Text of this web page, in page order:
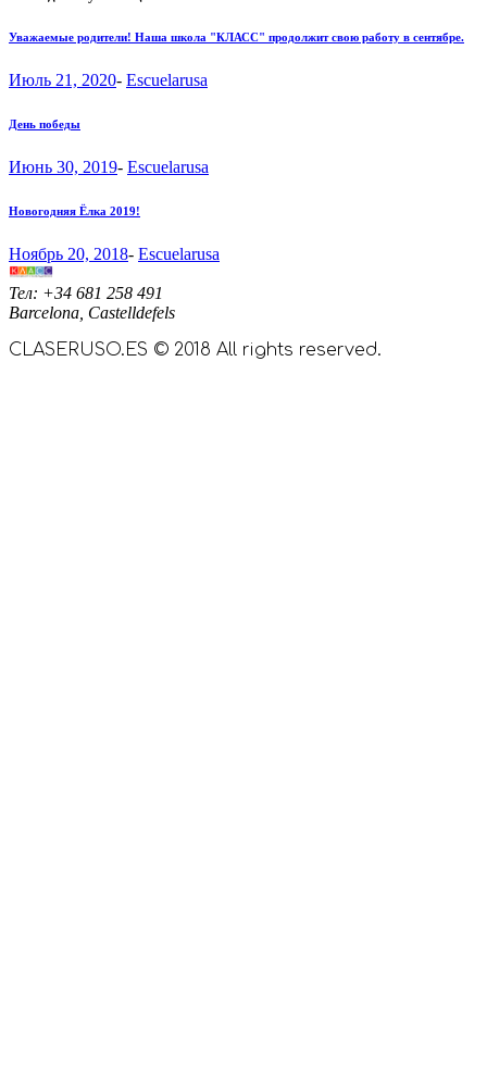
Уважаемые родители! Наша школа "КЛАСС" продолжит свою работу в сентябре.
Июль 21, 2020- Escuelarusa
День победы
Июнь 30, 2019- Escuelarusa
Новогодняя Ёлка 2019!
Ноябрь 20, 2018- Escuelarusa
Тел: +34 681 258 491
Barcelona, Castelldefels
CLASERUSO.ES © 2018 All rights reserved.